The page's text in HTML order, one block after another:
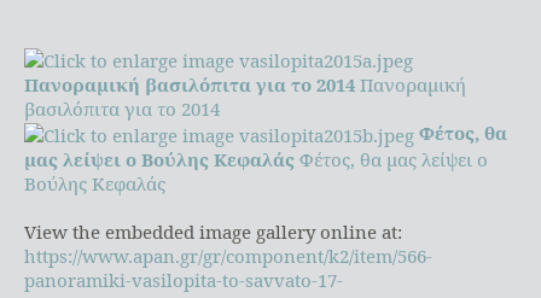
Πανοραμική βασιλόπιτα για το 2014 Πανοραμική
βασιλόπιτα για το 2014
Φέτος, θα
μας λείψει ο Βούλης Κεφαλάς Φέτος, θα μας λείψει ο
Βούλης Κεφαλάς
View the embedded image gallery online at:
https://www.apan.gr/gr/component/k2/item/566-
panoramiki-vasilopita-to-savvato-17-